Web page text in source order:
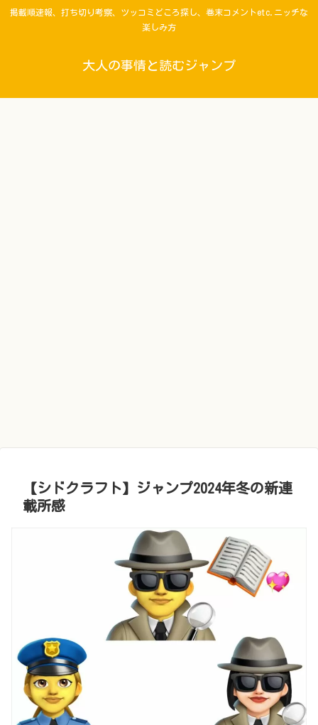
掲載順速報、打ち切り考察、ツッコミどころ探し、巻末コメントetc.ニッチな
楽しみ方
大人の事情と読むジャンプ
【シドクラフト】ジャンプ2024年冬の新連
載所感